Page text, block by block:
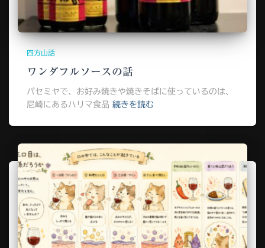
四方山話
ワンダフルソースの話
パセミヤで、お好み焼きや焼きそばに使っているのは、
尼崎にあるハリマ食品 続きを読む